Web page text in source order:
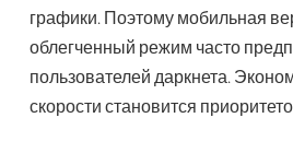
графики. Поэтому мобильная
облегченный режим часто
пользователей даркнета.
скорости становится